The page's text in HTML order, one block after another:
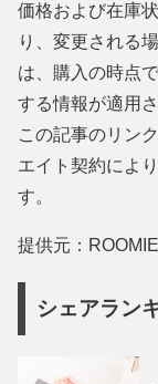
価格および在庫
り、変更される
は、購入の時点
する情報が適用さ
この記事のリン
エイト契約によ
す。
提供元：ROOMIE
シェアラン